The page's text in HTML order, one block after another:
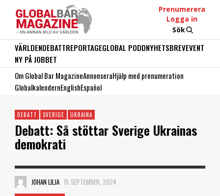
Prenumerera
Logga in
Sök
VÄRLDENDEBATTREPORTAGEGLOBAL PODDNYHETSBREVEVENT
NY PÅ JOBBET
Om Global Bar MagazineAnnonseraHjälp med prenumeration
GlobalkalendernEnglishEspañol
DEBATT SVERIGE UKRAINA
Debatt: Så stöttar Sverige Ukrainas
demokrati
JOHAN LILJA 15 SEPTEMBER, 2024